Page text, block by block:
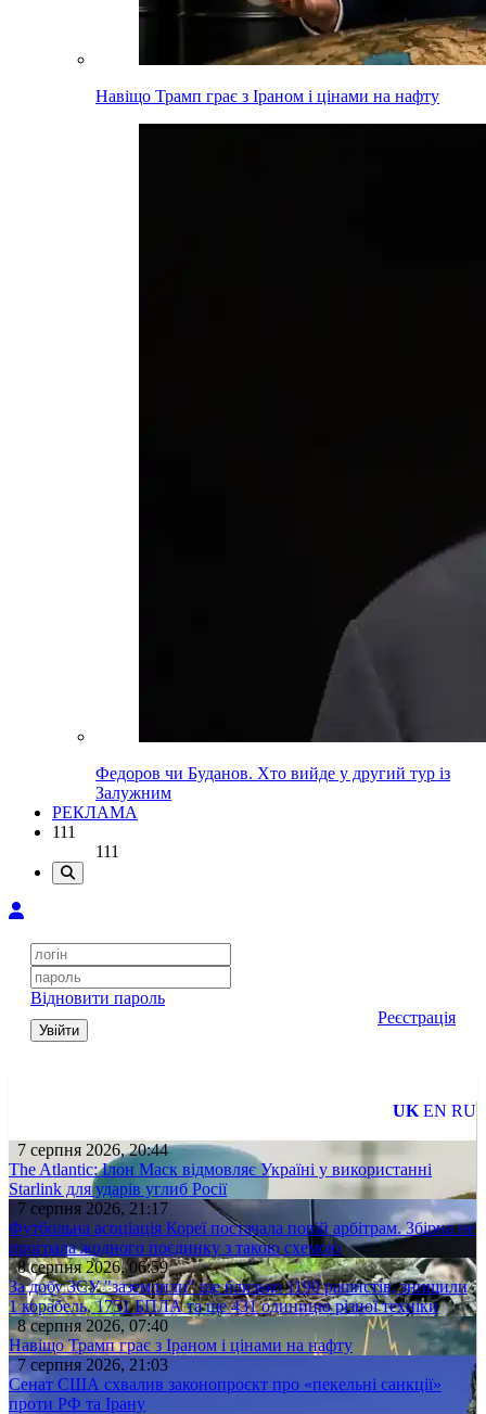
Навіщо Трамп грає з Іраном і цінами на нафту
Федоров чи Буданов. Хто вийде у другий тур із
Залужним
РЕКЛАМА
111
111
Відновити пароль
Увійти
Реєстрація
UK EN RU
7 серпня 2026, 20:44
The Atlantic: Ілон Маск відмовляє Україні у використанні
Starlink для ударів углиб Росії
7 серпня 2026, 21:17
Футбольна асоціація Кореї постачала повій арбітрам. Збірна не
програла жодного поєдинку з такою схемою
8 серпня 2026, 06:59
За добу ЗСУ "заземлили" ще близько 1190 рашистів, знищили
1 корабель, 1751 БПЛА та ще 431 одиницю різної техніки
8 серпня 2026, 07:40
Навіщо Трамп грає з Іраном і цінами на нафту
7 серпня 2026, 21:03
Сенат США схвалив законопроєкт про «пекельні санкції»
проти РФ та Ірану